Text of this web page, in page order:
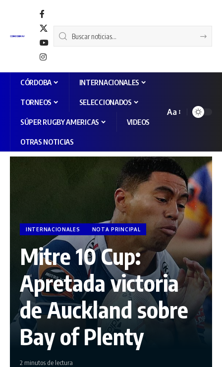
CÓRDOBA INTERNACIONALES
TORNEOS SELECCIONADOS
SÚPER RUGBY AMERICAS VIDEOS
OTRAS NOTICIAS
Aa
INTERNACIONALES NOTA PRINCIPAL
Mitre 10 Cup:
Apretada victoria
de Auckland sobre
Bay of Plenty
2 minutos de lectura